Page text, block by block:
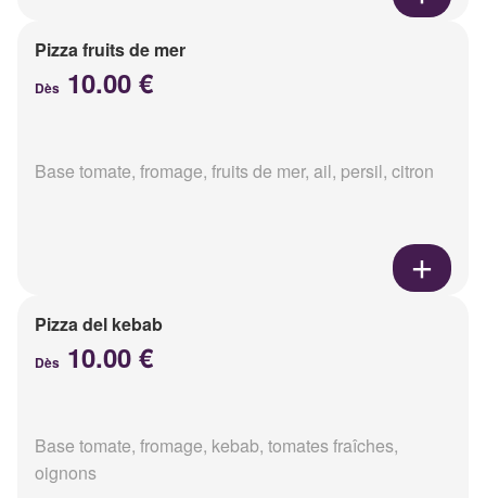
Pizza fruits de mer
Dès 10.00 €
Base tomate, fromage, fruits de mer, ail, persil, citron
Pizza del kebab
Dès 10.00 €
Base tomate, fromage, kebab, tomates fraîches,
oignons